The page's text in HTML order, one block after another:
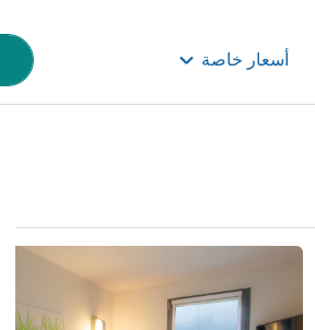
أسعار خاصة
راجع التفاصيل